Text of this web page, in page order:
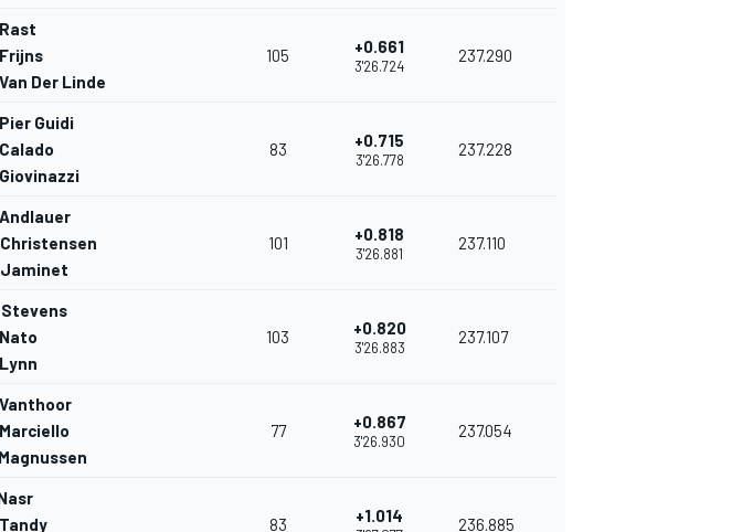
Der Linde
105 +0.661
3'26.724
237.290
Guidi
83 +0.715
3'26.778
237.228
Christensen
Jaminet
101 +0.818
3'26.881
237.110
Stevens
103 +0.820
3'26.883
237.107
77 +0.867
3'26.930
237.054
83 +1.014 236.885